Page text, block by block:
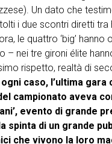
Un dato che
i due scontri diretti tra
le quattro ‘big’ hanno
nei tre gironi élite
rispetto, realtà di
caso, l’ultima
campionato aveva
evento di grande
di un grande
che vivono la loro